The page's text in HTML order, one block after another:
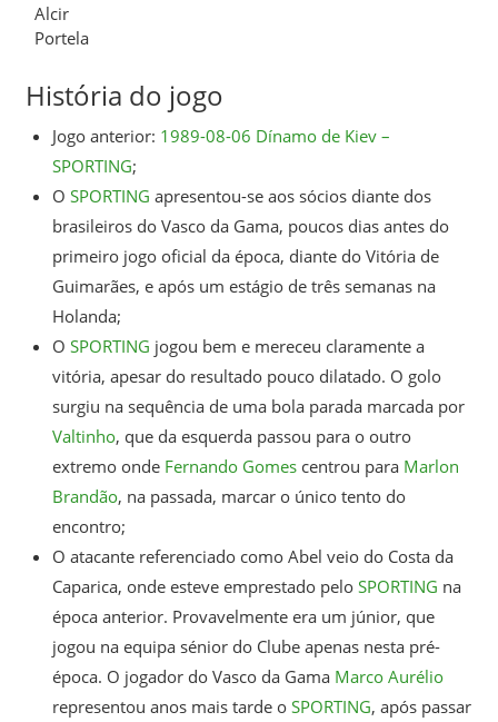
Alcir
Portela
História do jogo
Jogo anterior: 1989-08-06 Dínamo de Kiev –
SPORTING;
O SPORTING apresentou-se aos sócios diante dos
brasileiros do Vasco da Gama, poucos dias antes do
primeiro jogo oficial da época, diante do Vitória de
Guimarães, e após um estágio de três semanas na
Holanda;
O SPORTING jogou bem e mereceu claramente a
vitória, apesar do resultado pouco dilatado. O golo
surgiu na sequência de uma bola parada marcada por
Valtinho, que da esquerda passou para o outro
extremo onde Fernando Gomescentrou para Marlon
Brandão, na passada, marcar o único tento do
encontro;
O atacante referenciado como Abel veio do Costa da
Caparica, onde esteve emprestado pelo SPORTING na
época anterior. Provavelmente era um júnior, que
jogou na equipa sénior do Clube apenas nesta pré-
época. O jogador do Vasco da Gama Marco Aurélio
representou anos mais tarde o SPORTING, após passar